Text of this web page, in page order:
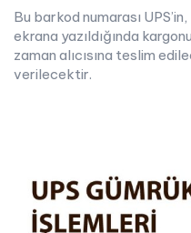
Bu barkod numarası
ekrana yazıldığında
zaman alıcısına teslim
verilecektir.